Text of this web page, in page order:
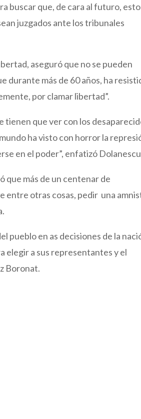
buscar que, de cara al futuro,
juzgados ante los tribunales
aseguró que no se pueden
durante más de 60 años, ha
por clamar libertad”.
tienen que ver con los
ha visto con horror la
en el poder”, enfatizó
más de un centenar de
entre otras cosas, pedir una
pueblo en as decisiones de la
elegir a sus representantes y el
Boronat.